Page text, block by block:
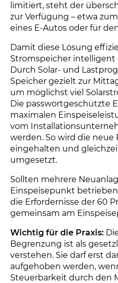
limitiert, steht der
zur Verfügung – etwa
eines E-Autos oder für
Damit diese Lösung
Stromspeicher
Durch Solar- und
Speicher gezielt zur
um möglichst viel
Die passwortgeschützte
maximalen
vom
werden. So wird die neue
eingehalten und
umgesetzt.
Sollten mehrere
Einspeisepunkt
die Erfordernisse der 60
gemeinsam am
Wichtig für die Praxis:
Begrenzung ist als
verstehen. Sie darf erst
aufgehoben werden,
Steuerbarkeit durch den